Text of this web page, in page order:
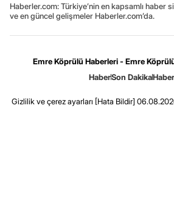
Haberler.com: Türkiye’nin en kapsamlı haber
ve en güncel gelişmeler Haberler.com’da.
Emre Köprülü Haberleri - Emre
HaberSon Dakika
Gizlilik ve çerez ayarları [Hata Bildir]